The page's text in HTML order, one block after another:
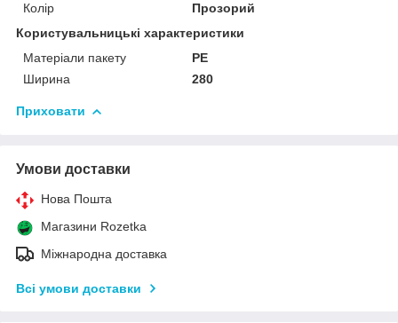
Колір
Прозорий
Користувальницькі характеристики
Матеріали пакету
РЕ
Ширина
280
Приховати
Умови доставки
Нова Пошта
Магазини Rozetka
Міжнародна доставка
Всі умови доставки